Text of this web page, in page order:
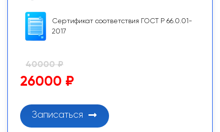
Сертификат соответствия ГОСТ Р 66.0.01-
2017
40000 ₽
26000 ₽
Записаться